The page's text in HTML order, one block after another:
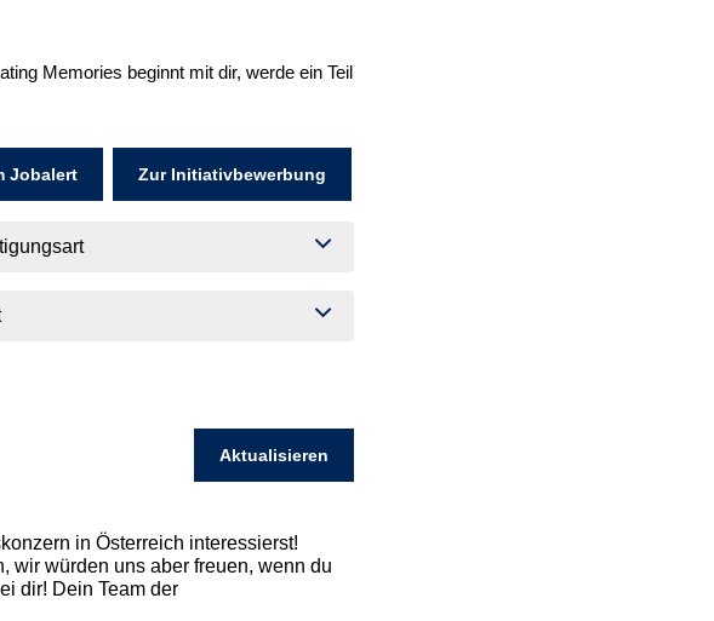
Memories beginnt mit dir, werde ein Teil
Jobalert Zur Initiativbewerbung
Aktualisieren
in Österreich interessierst!
wir würden uns aber freuen, wenn du
dir! Dein Team der